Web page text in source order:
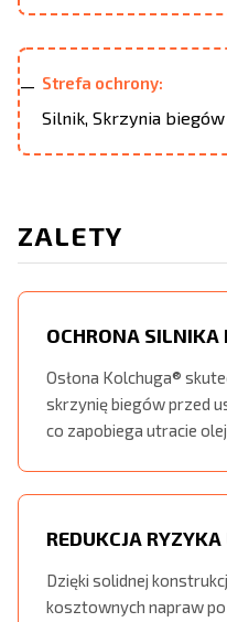
Strefa ochrony:
Silnik, Skrzynia biegów
ZALETY
OCHRONA SILNIKA
Osłona Kolchuga®
skrzynię biegów przed
co zapobiega utracie
REDUKCJA
Dzięki solidnej
kosztownych napraw po